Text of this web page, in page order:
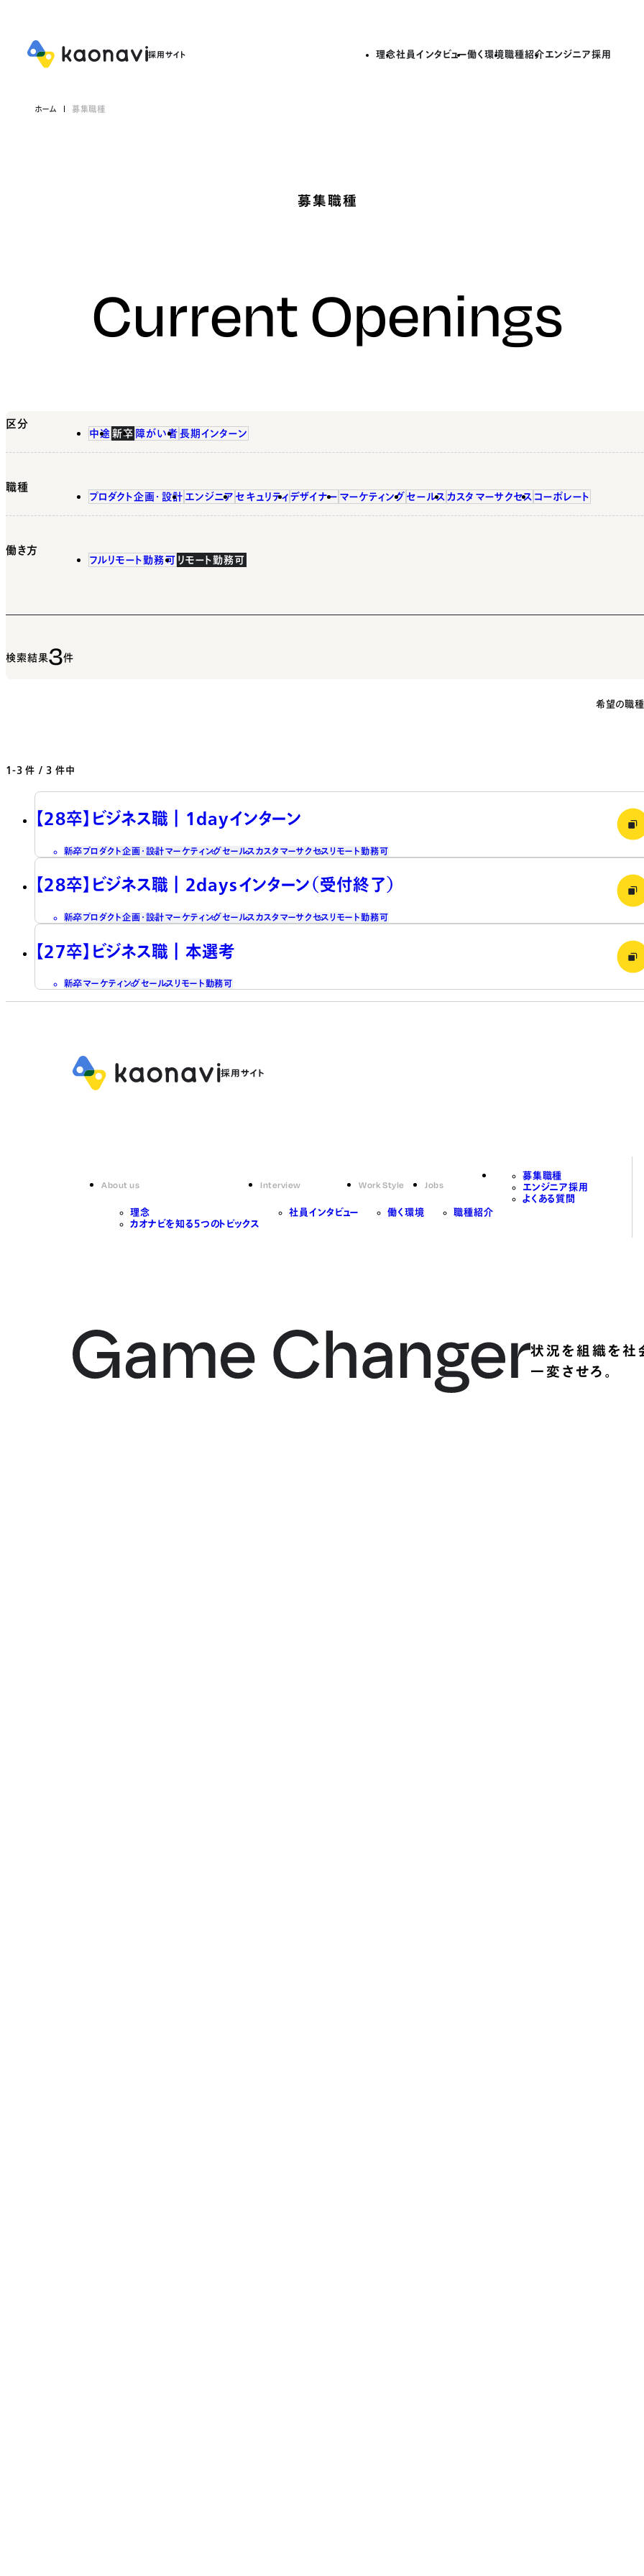
理念社員インタビュー働く環境職種紹介エンジニア採用
ホーム 募集職種
募集職種
Current Openings
区分
中途 新卒 障がい者 長期インターン
職種
プロダクト企画・設計 エンジニア セキュリティ デザイナー マーケティング セールス カスタマーサクセス コーポレート
働き方
フルリモート勤務可 リモート勤務可
検索結果3件
希望の職
1-3 件 / 3 件中
【28卒】ビジネス職┃1dayインターン
新卒プロダクト企画・設計マーケティングセールスカスタマーサクセス リモート勤務可
【28卒】ビジネス職┃2daysインターン（受付終了）
新卒プロダクト企画・設計マーケティングセールスカスタマーサクセス リモート勤務可
【27卒】ビジネス職┃本選考
新卒マーケティングセールス リモート勤務可
About us
理念
カオナビを知る5つのトピックス
Interview
社員インタビュー
Work Style
働く環境
Jobs
職種紹介
募集職種
エンジニア採用
よくある質問
状況を組織を社
一変させろ。